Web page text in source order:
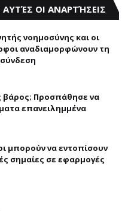
ΟΙ ΑΝΑΡΤΉΣΕΙΣ
νοημοσύνης και οι
αναδιαμορφώνουν τη
βάρος; Προσπάθησε να
επανειλημμένα
μπορούν να εντοπίσουν
σημαίες σε εφαρμογές